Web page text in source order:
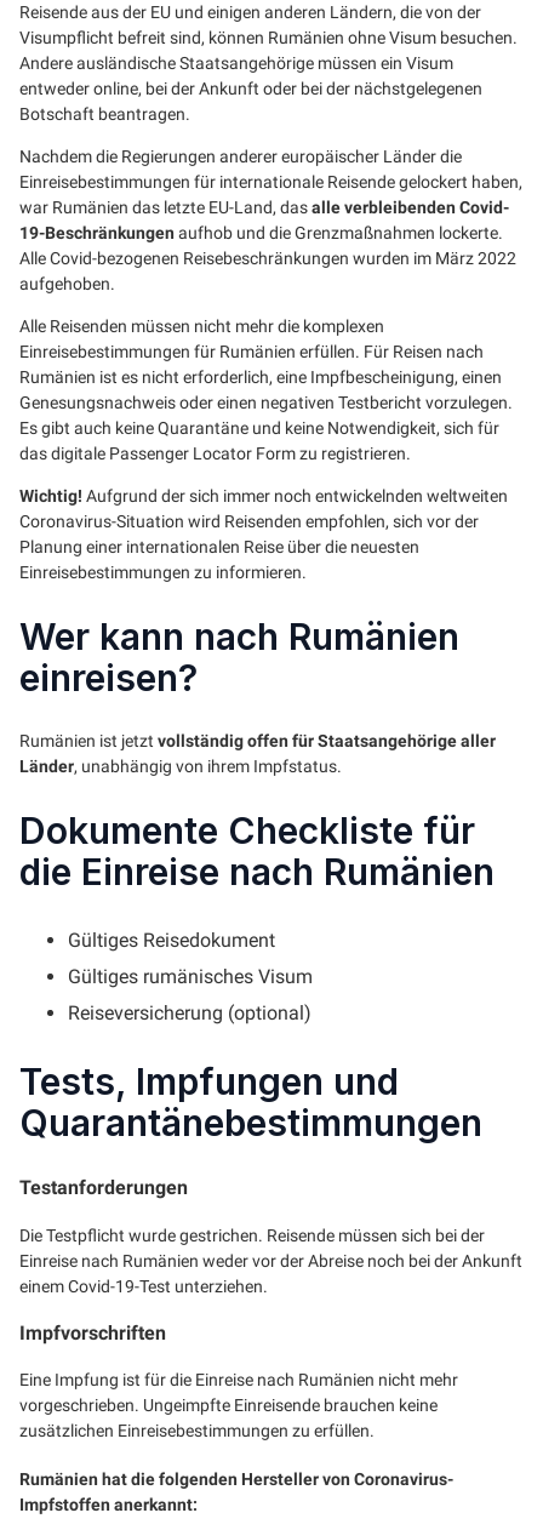
Reisende aus der EU und einigen anderen Ländern, die von der
Visumpflicht befreit sind, können Rumänien ohne Visum besuchen.
Andere ausländische Staatsangehörige müssen ein Visum
entweder online, bei der Ankunft oder bei der nächstgelegenen
Botschaft beantragen.
Nachdem die Regierungen anderer europäischer Länder die
Einreisebestimmungen für internationale Reisende gelockert haben,
war Rumänien das letzte EU-Land, dasalle verbleibenden Covid-
19-Beschränkungen aufhob und die Grenzmaßnahmen lockerte.
Alle Covid-bezogenen Reisebeschränkungen wurden im März 2022
aufgehoben.
Alle Reisenden müssen nicht mehr die komplexen
Einreisebestimmungen für Rumänien erfüllen. Für Reisen nach
Rumänien ist es nicht erforderlich, eine Impfbescheinigung, einen
Genesungsnachweis oder einen negativen Testbericht vorzulegen.
Es gibt auch keine Quarantäne und keine Notwendigkeit, sich für
das digitale Passenger Locator Form zu registrieren.
Wichtig! Aufgrund der sich immer noch entwickelnden weltweiten
Coronavirus-Situation wird Reisenden empfohlen, sich vor der
Planung einer internationalen Reise über die neuesten
Einreisebestimmungen zu informieren.
Wer kann nach Rumänien
einreisen?
Rumänien ist jetzt vollständig offen für Staatsangehörige aller
Länder, unabhängig von ihrem Impfstatus.
Dokumente Checkliste für
die Einreise nach Rumänien
Gültiges Reisedokument
Gültiges rumänisches Visum
Reiseversicherung (optional)
Tests, Impfungen und
Quarantänebestimmungen
Testanforderungen
Die Testpflicht wurde gestrichen. Reisende müssen sich bei der
Einreise nach Rumänien weder vor der Abreise noch bei der Ankunft
einem Covid-19-Test unterziehen.
Impfvorschriften
Eine Impfung ist für die Einreise nach Rumänien nicht mehr
vorgeschrieben. Ungeimpfte Einreisende brauchen keine
zusätzlichen Einreisebestimmungen zu erfüllen.
Rumänien hat die folgenden Hersteller von Coronavirus-
Impfstoffen anerkannt: